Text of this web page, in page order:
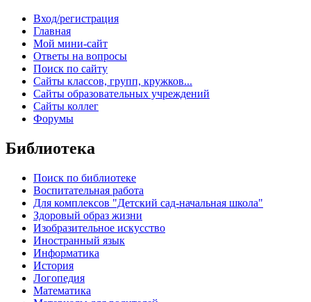
Вход/регистрация
Главная
Мой мини-сайт
Ответы на вопросы
Поиск по сайту
Сайты классов, групп, кружков...
Сайты образовательных учреждений
Сайты коллег
Форумы
Библиотека
Поиск по библиотеке
Воспитательная работа
Для комплексов "Детский сад-начальная школа"
Здоровый образ жизни
Изобразительное искусство
Иностранный язык
Информатика
История
Логопедия
Математика